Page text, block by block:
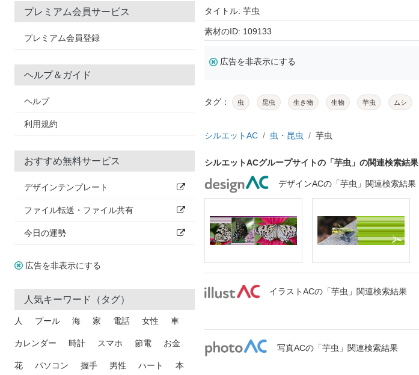
プレミアム会員サービス
プレミアム会員登録
ヘルプ＆ガイド
ヘルプ
利用規約
おすすめ無料サービス
デザインテンプレート
ファイル転送・ファイル共有
今日の運勢
広告を非表示にする
人気キーワード（タグ）
人 プール 海 家 電話 女性 車
カレンダー 時計 スマホ 節電 お金
花 パソコン 握手 男性 ハート 本
タイトル: 芋虫
素材のID: 109133
広告を非表示にする
タグ： 虫 昆虫 生き物 生物 芋虫 ムシ
シルエットAC 虫・昆虫 芋虫
シルエットACグループサイトの「芋虫」の関連検索結果
デザインACの「芋虫」関連検索結果
イラストACの「芋虫」関連検索結果
写真ACの「芋虫」関連検索結果